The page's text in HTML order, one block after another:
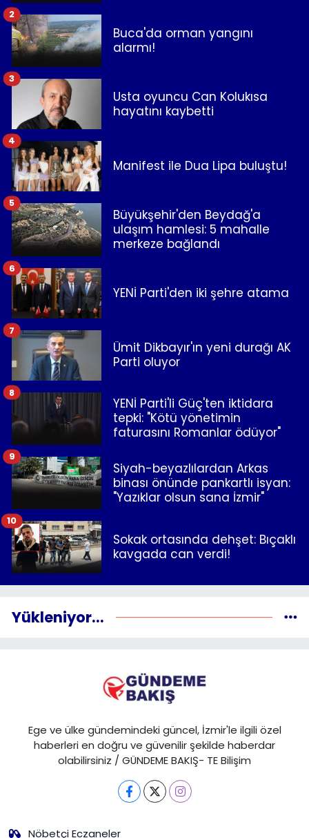
Buca'da orman yangını
alarmı!
2
Usta oyuncu Can Kolukısa
hayatını kaybetti
3
Manifest ile Dua Lipa buluştu!
4
Büyükşehir'den Beydağ'a
ulaşım hamlesi: 5 mahalle
merkeze bağlandı
5
YENİ Parti'den iki şehre atama
6
Ümit Dikbayır'ın yeni durağı AK
Parti oluyor
7
YENİ Parti'li Güç'ten iktidara
tepki: "Kötü yönetimin
faturasını Romanlar ödüyor"
8
Siyah-beyazlılardan Arkas
binası önünde pankartlı isyan:
"Yazıklar olsun sana İzmir"
9
Sokak ortasında dehşet: Bıçaklı
kavgada can verdi!
10
Yükleniyor...
Ege ve ülke gündemindeki güncel, İzmir'le ilgili özel
haberleri en doğru ve güvenilir şekilde haberdar
olabilirsiniz / GÜNDEME BAKIŞ- TE Bilişim
Nöbetçi Eczaneler